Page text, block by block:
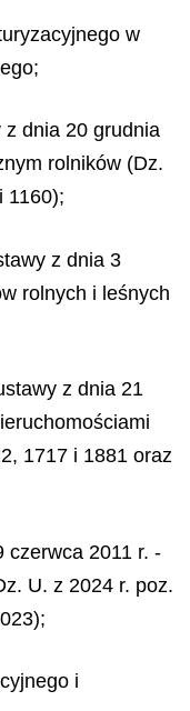
w
dnia 20 grudnia
rolników (Dz.
1160);
z dnia 3
rolnych i leśnych
z dnia 21
1717 i 1881 oraz
czerwca 2011 r. -
U. z 2024 r. poz.
i